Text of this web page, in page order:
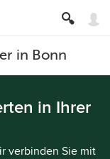
in Bonn
in Ihrer
verbinden Sie mit